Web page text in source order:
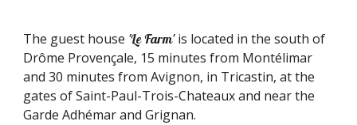
The guest house 'Le Farm'is located in the south of
Drôme Provençale, 15 minutes from Montélimar
and 30 minutes from Avignon, in Tricastin, at the
gates of Saint-Paul-Trois-Chateaux and near the
Garde Adhémar and Grignan.